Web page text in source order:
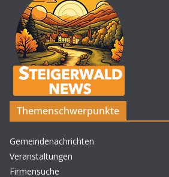
Themenschwerpunkte
Gemeindenachrichten
Veranstaltungen
Firmensuche